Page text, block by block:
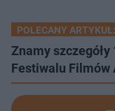
POLECANY ARTYKUŁ:
Znamy
Festiwalu Filmów